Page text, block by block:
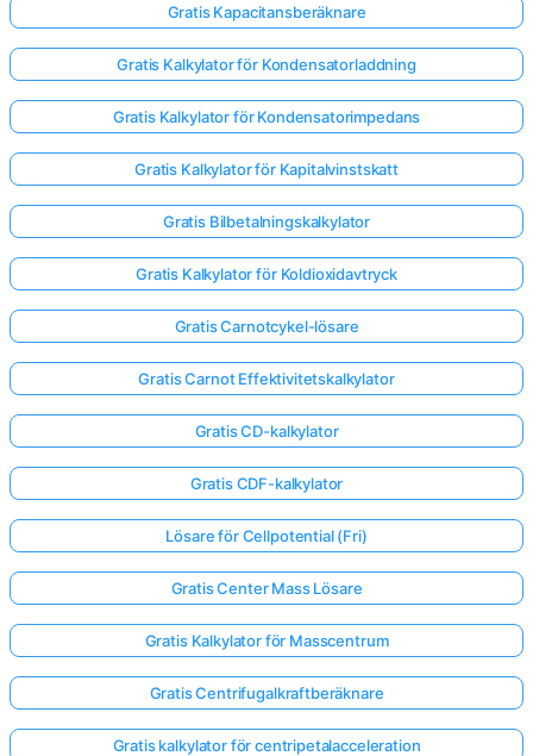
Gratis Kapacitansberäknare
Gratis Kalkylator för Kondensatorladdning
Gratis Kalkylator för Kondensatorimpedans
Gratis Kalkylator för Kapitalvinstskatt
Gratis Bilbetalningskalkylator
Gratis Kalkylator för Koldioxidavtryck
Gratis Carnotcykel-lösare
Gratis Carnot Effektivitetskalkylator
Gratis CD-kalkylator
Gratis CDF-kalkylator
Lösare för Cellpotential (Fri)
Gratis Center Mass Lösare
Gratis Kalkylator för Masscentrum
Gratis Centrifugalkraftberäknare
Gratis kalkylator för centripetalacceleration